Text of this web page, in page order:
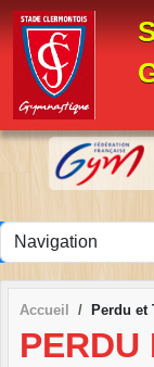
Accueil Perdu et
PERDU
Panneau de